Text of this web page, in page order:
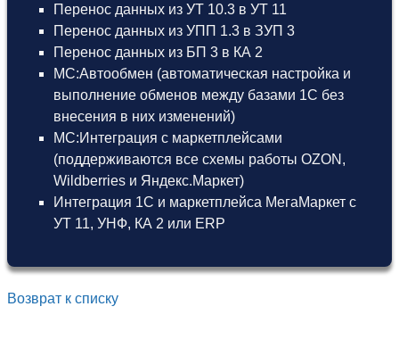
Перенос данных из УТ 10.3 в УТ 11
Перенос данных из УПП 1.3 в ЗУП 3
Перенос данных из БП 3 в КА 2
МС:Автообмен (автоматическая настройка и
выполнение обменов между базами 1С без
внесения в них изменений)
МС:Интеграция с маркетплейсами
(поддерживаются все схемы работы OZON,
Wildberries и Яндекс.Маркет)
Интеграция 1С и маркетплейса МегаМаркет с
УТ 11, УНФ, КА 2 или ERP
Возврат к списку